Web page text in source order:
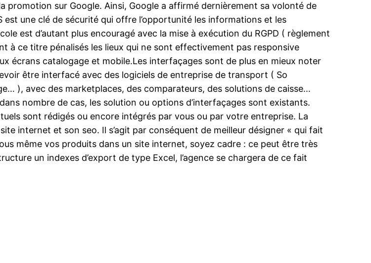
promotion sur Google. Ainsi, Google a affirmé dernièrement sa volonté de
est une clé de sécurité qui offre l’opportunité les informations et les
est d’autant plus encouragé avec la mise à exécution du RGPD ( règlement
à ce titre pénalisés les lieux qui ne sont effectivement pas responsive
écrans catalogage et mobile.Les interfaçages sont de plus en mieux noter
être interfacé avec des logiciels de entreprise de transport ( So
), avec des marketplaces, des comparateurs, des solutions de caisse…
nombre de cas, les solution ou options d’interfaçages sont existants.
sont rédigés ou encore intégrés par vous ou par votre entreprise. La
internet et son seo. Il s’agit par conséquent de meilleur désigner « qui fait
même vos produits dans un site internet, soyez cadre : ce peut être très
un indexes d’export de type Excel, l’agence se chargera de ce fait